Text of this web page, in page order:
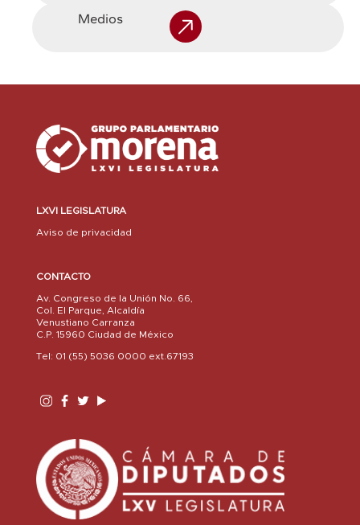
Medios
LXVI LEGISLATURA
Aviso de privacidad
CONTACTO
Av. Congreso de la Unión No. 66,
Col. El Parque, Alcaldía
Venustiano Carranza
C.P. 15960 Ciudad de México
Tel: 01 (55) 5036 0000 ext.67193